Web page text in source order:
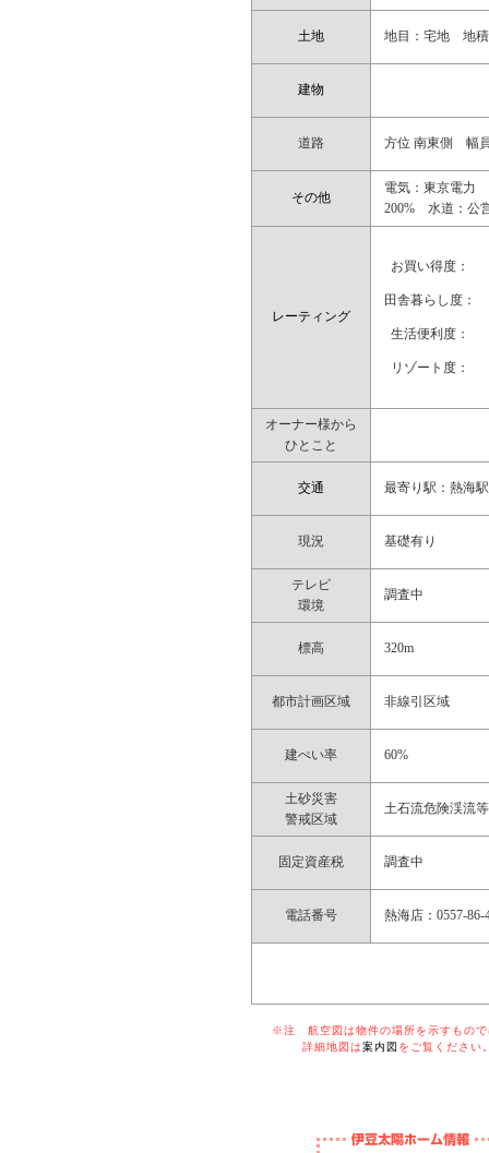
土地 地目：宅地 地
建物
道路 方位 南東側 幅
その他
電気：東京電力
200% 水道：
レーティング
お買い得度：
田舎暮らし度：
生活便利度：
リゾート度：
オーナー様から
ひとこと
交通 最寄り駅：熱
現況 基礎有り
テレビ
環境
調査中
標高 320m
都市計画区域 非線引区域
建ぺい率 60%
土砂災害
警戒区域
土石流危険渓流
固定資産税 調査中
電話番号 熱海店：0557-86-
※注 航空図は物件の場所を示すものでは
詳細地図は案内図 をご覧ください